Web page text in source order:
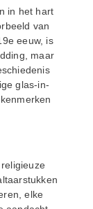
in het hart
van
eeuw, is
maar
glas-in-
elke